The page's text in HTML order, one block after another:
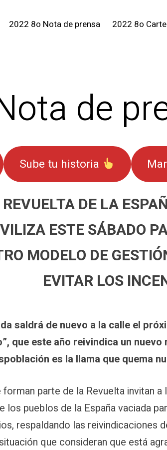
2022 8o Nota de prensa 2022 8o
de
Sube tu historia
DE LA
ESTE SÁBADO
MODELO DE
EVITAR LOS
saldrá de nuevo a la calle el
que este año reivindica un
es la llama que quema
parte de la Revuelta invitan a
los pueblos de la España vaciada
respaldando las reivindicaciones
que consideran que está